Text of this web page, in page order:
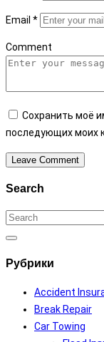
Email *
Comment
Сохранить моё
последующих моих
Leave Comment
Search
Search
for:
Search
Рубрики
Accident
Break Repair
Car Towing